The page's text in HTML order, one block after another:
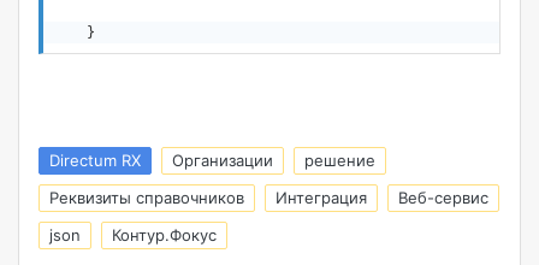
    }
Directum RX Организации
решение
Реквизиты справочников
Интеграция
Веб-сервис
json
Контур.Фокус